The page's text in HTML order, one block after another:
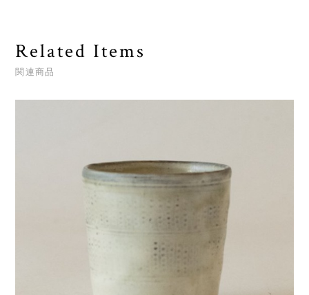
Related Items
関連商品